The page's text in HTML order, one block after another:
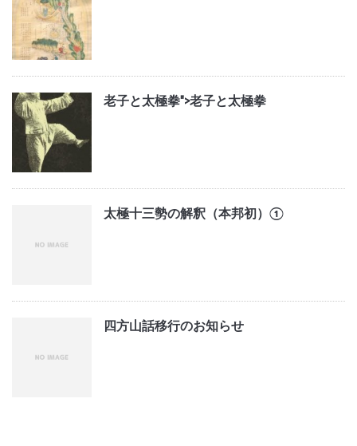
老子と太極拳">老子と太極拳
太極十三勢の解釈（本邦初）①
四方山話移行のお知らせ